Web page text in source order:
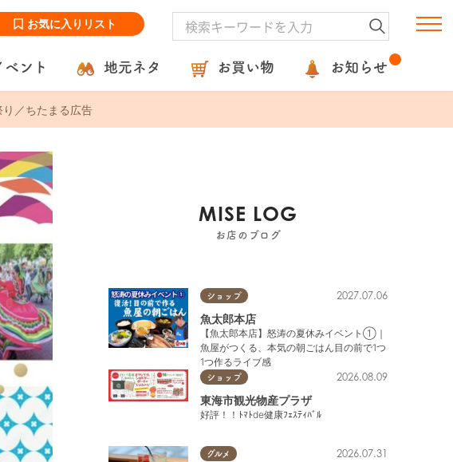
お気に入りリスト
ベント 地元ネタ お買い物 お知らせ
／ちたまる広告
MISE LOG
お店のブログ
ショップ 2027.07.06
魚太郎本店
【魚太郎本店】怒涛の夏休みイベント①｜
魚屋がつくる、本気の朝ごはん目の前で1つ
1つ作るライブ感
ショップ 2026.08.09
東海市観光物産プラザ
好評！！ﾄﾏﾄde健康ﾌｪｽﾃｨﾊﾞﾙ
グルメ 2026.07.31